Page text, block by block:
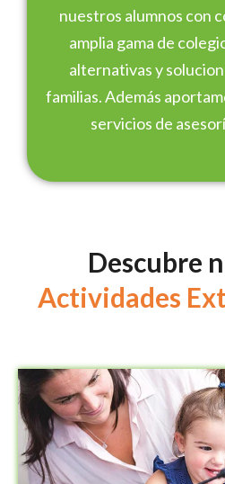
nuestros alumnos con
amplia gama de
alternativas y
familias. Además
servicios de
Descubre
Actividades